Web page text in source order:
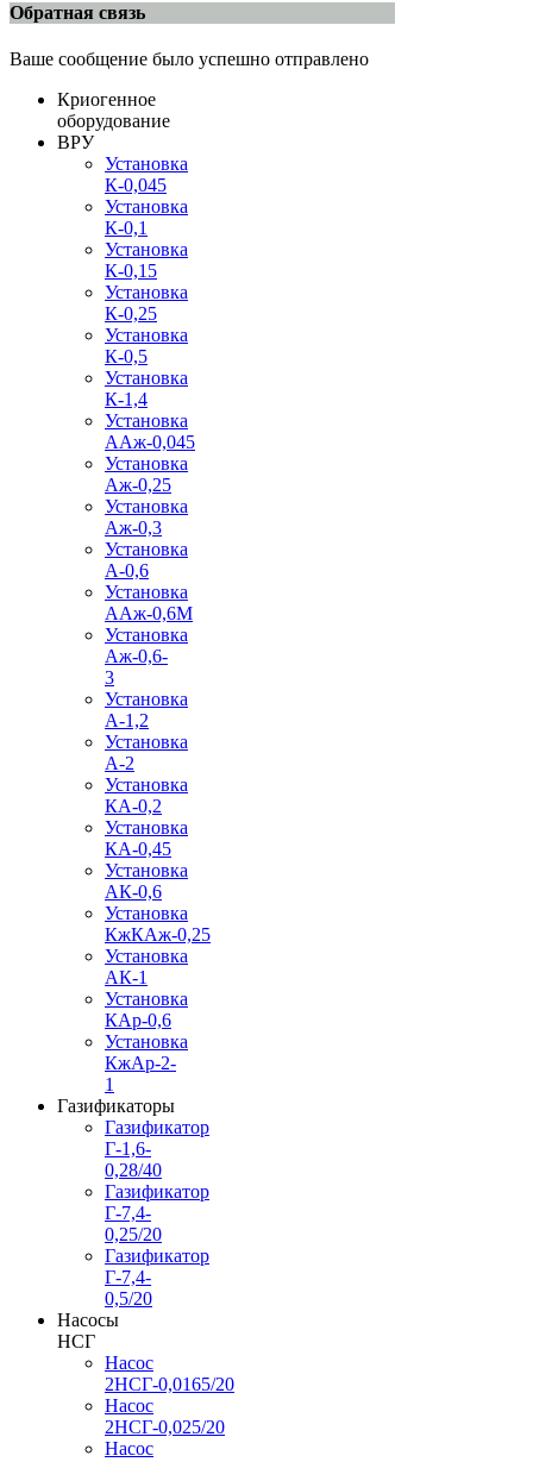
Обратная связь
Ваше сообщение было успешно отправлено
Криогенное
оборудование
ВРУ
Установка
К-0,045
Установка
К-0,1
Установка
К-0,15
Установка
К-0,25
Установка
К-0,5
Установка
К-1,4
Установка
ААж-0,045
Установка
Аж-0,25
Установка
Аж-0,3
Установка
А-0,6
Установка
ААж-0,6М
Установка
Аж-0,6-
3
Установка
А-1,2
Установка
А-2
Установка
КА-0,2
Установка
КА-0,45
Установка
АК-0,6
Установка
КжКАж-0,25
Установка
АК-1
Установка
КАр-0,6
Установка
КжАр-2-
1
Газификаторы
Газификатор
Г-1,6-
0,28/40
Газификатор
Г-7,4-
0,25/20
Газификатор
Г-7,4-
0,5/20
Насосы
НСГ
Насос
2НСГ-0,0165/20
Насос
2НСГ-0,025/20
Насос